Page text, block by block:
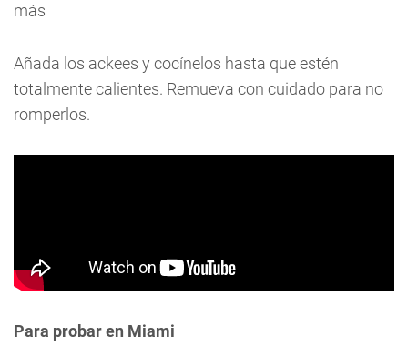
más
Añada los ackees y cocínelos hasta que estén
totalmente calientes. Remueva con cuidado para no
romperlos.
Para probar en Miami